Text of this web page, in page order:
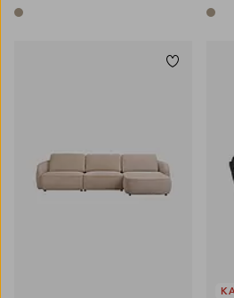
1 farve 1 farve
Tilføj til